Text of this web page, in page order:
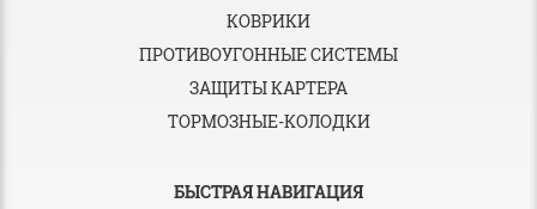
КОВРИКИ
ПРОТИВОУГОННЫЕ СИСТЕМЫ
ЗАЩИТЫ КАРТЕРА
ТОРМОЗНЫЕ-КОЛОДКИ
БЫСТРАЯ НАВИГАЦИЯ